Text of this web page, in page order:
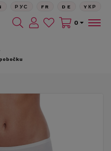
РУС FR DE YКР
0